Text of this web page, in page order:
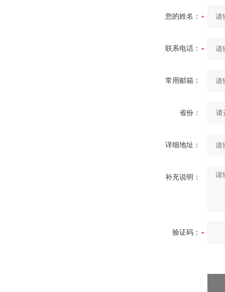
您的姓名：
联系电话：
常用邮箱：
省份：
详细地址：
补充说明：
验证码：